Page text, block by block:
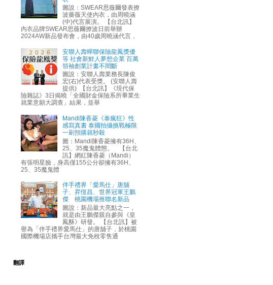
圖說：SWEAR思薇爾發表撩
波薔薇天使內衣，由周曉涵
(中)代言展演。 【台北訊】
內衣品牌SWEAR思薇爾撩波日前舉辦
2024AW新品發布會，由40歲周曉涵代言，
安聯人壽蟬聯保險龍鳳獎優
等 社會新鮮人夢想企業 百萬
領袖創業計畫不間斷
圖說：安聯人壽業務長陳俊
宏(右)代表受獎。 (安聯人壽
提供) 【台北訊】《現代保
險雜誌》3日揭曉「全國財金保險系所畢業生
就業意願大調查」結果，並舉
Mandi陳香菱《泰瘋狂》性
感寫真書 泰國拍攝挑戰極限
一刷預購就秒殺
圖：Mandi陳香菱擁有36H、
25、35魔鬼體態。 【台北
訊】網紅陳香菱（Mandi）
有張明星臉，身高僅155公分卻擁有36H、
25、35魔鬼體
伴手禮界「愛馬仕」唐舖
子、昇恆昌、世界冠軍王鵬
傑 桃園機場推聯名新品
圖說：新品最大亮點之一，
就是由王鵬傑親自參與《皇
鳳酥》研發。 【台北訊】被
譽為「伴手禮界愛馬仕」的唐舖子，於桃園
國際機場店攜手台灣最大免稅零售通
翻譯